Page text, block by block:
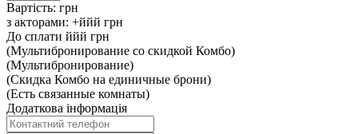
Вартість: грн
з акторами: +ййй грн
До сплати ййй грн
(Мультибронирование со скидкой Комбо)
(Мультибронирование)
(Скидка Комбо на единичные брони)
(Есть связанные комнаты)
Додаткова інформація